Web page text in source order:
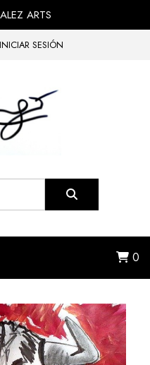
ARTS
INICIAR SESIÓN
0